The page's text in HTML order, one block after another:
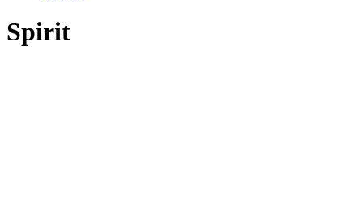
Spirit